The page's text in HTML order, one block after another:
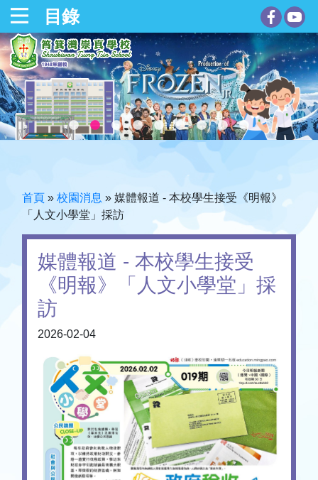
目錄
首頁 » 校園消息 » 媒體報道 - 本校學生接受《明報》
「人文小學堂」採訪
媒體報道 - 本校學生接受
《明報》「人文小學堂」採
訪
2026-02-04